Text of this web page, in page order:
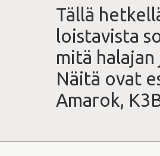
Tällä
loistavista
mitä
Näitä ovat
Amarok,